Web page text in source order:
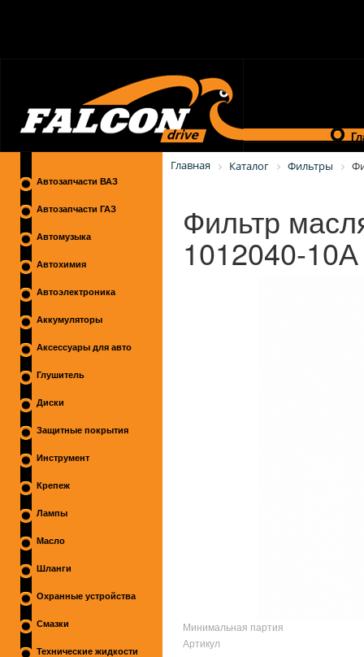
Автозапчасти ВАЗ
Автозапчасти ГАЗ
Автомузыка
Автохимия
Автоэлектроника
Аккумуляторы
Аксессуары для авто
Глушитель
Диски
Защитные покрытия
Инструмент
Крепеж
Лампы
Масло
Шланги
Охранные устройства
Смазки
Технические жидкости
Главная Каталог Фильтры
Фильтр
1012040-10А
Минимальная партия
Артикул